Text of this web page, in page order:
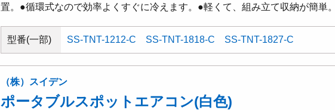
置。●循環式なので効率よくすぐに冷えます。●軽くて、組み立て収納が簡単。
型番(一部) SS-TNT-1212-C SS-TNT-1818-C SS-TNT-1827-C
（株）スイデン
ポータブルスポットエアコン(白色)